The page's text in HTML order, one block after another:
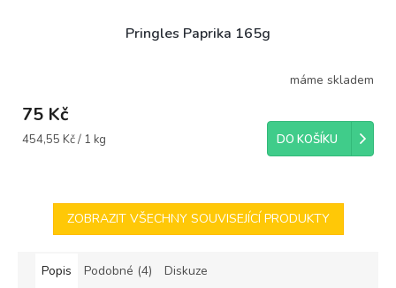
Pringles Paprika 165g
máme skladem
75 Kč
Měrná
454,55 Kč / 1 kg DO KOŠÍKU
ZOBRAZIT VŠECHNY SOUVISEJÍCÍ PRODUKTY
Popis Podobné (4) Diskuze